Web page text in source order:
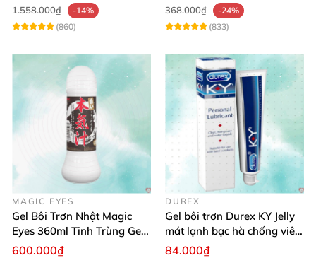
1.558.000₫
-14%
(860)
368.000₫
-24%
(833)
MAGIC EYES
Gel Bôi Trơn Nhật Magic
Eyes 360ml Tinh Trùng Gel
An Toàn Dịu Nhẹ
600.000₫
DUREX
Gel bôi trơn Durex KY Jelly
mát lạnh bạc hà chống viêm
khô da
84.000₫